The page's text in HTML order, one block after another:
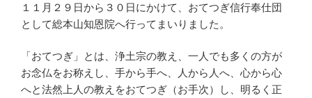
１１月２９日から３０日にかけて、おてつぎ信行奉仕団
として総本山知恩院へ行ってまいりました。
「おてつぎ」とは、浄土宗の教え、一人でも多くの方が
お念仏をお称えし、手から手へ、人から人へ、心から心
へと法然上人の教えをおてつぎ（お手次）し、明るく正